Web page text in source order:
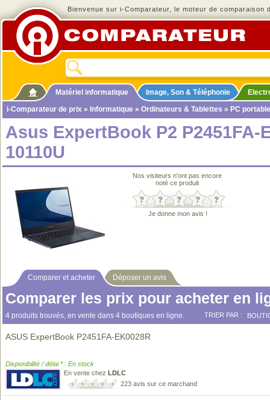
Bienvenue sur i-Comparateur, le moteur de comparaison
Matériel informatique Image, Son & Téléphonie
i-Comparateur de prix » Informatique » Ordinateurs & Tablettes » PC portable
Asus ExpertBook P2 P2451FA-
10110U
Nos visiteurs n'ont pas encore
noté ce produit
Je donne mon avis !
Comparer et acheter Déposer un avis
Comparer les prix pour acheter en
4 produits trouvés, en vente dans 4 boutiques en ligne. TRIER PAR :
ASUS ExpertBook P2451FA-EK0028R
Disponibilité / délai * : En stock
En vente chez LDLC
223 avis sur ce marchand